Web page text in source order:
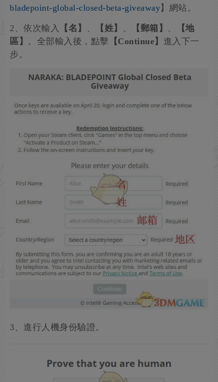
bladepoint-global-closed-beta-giveaway】網站。
2、依次輸入 【名】 【姓】 【郵箱】
【地
區】 。全部輸入後，點擊 【Continue】 進入下一
步。
3、進行人機身份驗證。